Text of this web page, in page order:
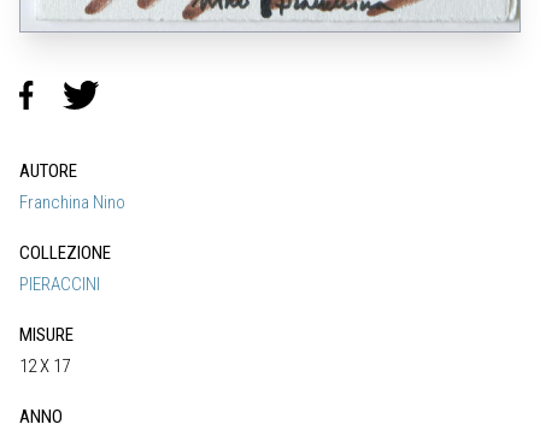
AUTORE
Franchina Nino
COLLEZIONE
PIERACCINI
MISURE
12 X 17
ANNO